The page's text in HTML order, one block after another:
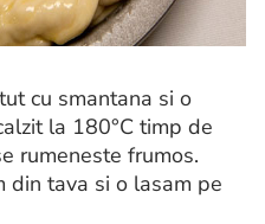
cu smantana si o
la 180°C timp de
rumeneste frumos.
din tava si o lasam pe